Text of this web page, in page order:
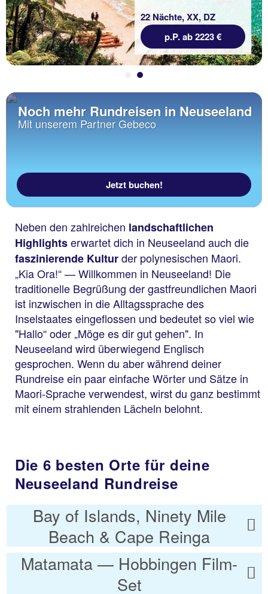
22 Nächte, XX, DZ
p.P. ab 2223 €
Noch mehr Rundreisen in Neuseeland
Mit unserem Partner Gebeco
Jetzt buchen!
Neben den zahlreichen landschaftlichen
Highlightserwartet dich in Neuseeland auch die
faszinierende Kulturder polynesischen Maori.
„Kia Ora!“ — Willkommen in Neuseeland! Die
traditionelle Begrüßung der gastfreundlichen Maori
ist inzwischen in die Alltagssprache des
Inselstaates eingeflossen und bedeutet so viel wie
"Hallo“ oder „Möge es dir gut gehen". In
Neuseeland wird überwiegend Englisch
gesprochen. Wenn du aber während deiner
Rundreise ein paar einfache Wörter und Sätze in
Maori-Sprache verwendest, wirst du ganz bestimmt
mit einem strahlenden Lächeln belohnt.
Die 6 besten Orte für deine
Neuseeland Rundreise
Bay of Islands, Ninety Mile
Beach & Cape Reinga
Matamata — Hobbingen Film-
Set